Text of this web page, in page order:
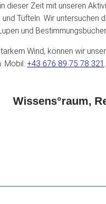
dieser Zeit mit unseren
Tüfteln. Wir
und
Wind, können wir
Mobil: +43 676 89 75 78 321 .
Wissens°raum,